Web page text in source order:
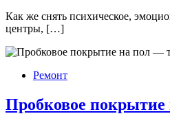
Как же снять психическое,
центры, […]
Ремонт
Пробковое покрытие